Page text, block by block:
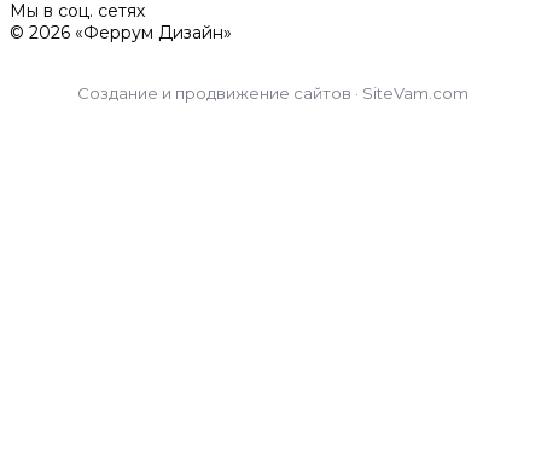
Мы в соц. сетях
© 2026 «Феррум Дизайн»
Создание и продвижение сайтов · SiteVam.com